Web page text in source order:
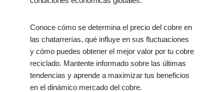
Conoce cómo se determina el precio del cobre en
las chatarrerías, qué influye en sus fluctuaciones
y cómo puedes obtener el mejor valor por tu cobre
reciclado. Mantente informado sobre las últimas
tendencias y aprende a maximizar tus beneficios
en el dinámico mercado del cobre.